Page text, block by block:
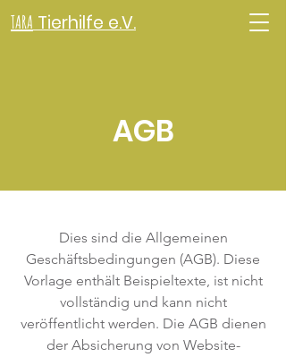
TARA Tierhilfe e.V.
AGB
Dies sind die Allgemeinen
Geschäftsbedingungen (AGB). Diese
Vorlage enthält Beispieltexte, ist nicht
vollständig und kann nicht
veröffentlicht werden. Die AGB dienen
der Absicherung von Website-